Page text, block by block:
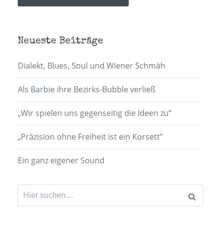
Neueste Beiträge
Dialekt, Blues, Soul und Wiener Schmäh
Als Barbie ihre Bezirks-Bubble verließ
„Wir spielen uns gegenseitig die Ideen zu“
„Präzision ohne Freiheit ist ein Korsett”
Ein ganz eigener Sound
Suchen
nach: